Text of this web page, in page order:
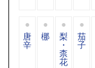
唐
辛
梛 梨
・
柰
花
茄
子